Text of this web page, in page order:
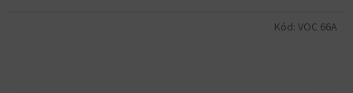
Kód: VOC 66A